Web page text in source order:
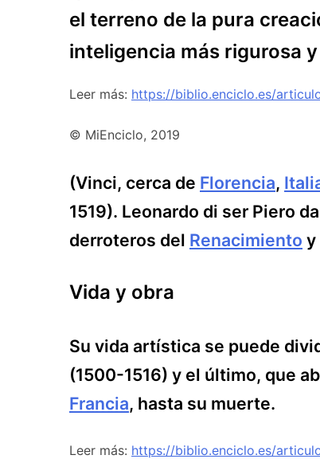
el terreno de la pura
inteligencia más rigurosa
Leer más: https://biblio.enciclo.es/
© MiEnciclo, 2019
(Vinci, cerca de Florencia,
1519). Leonardo di ser Piero
derroteros del Renacimiento y
Vida y obra
Su vida artística se puede
(1500-1516) y el último, que
Francia, hasta su muerte.
Leer más: https://biblio.enciclo.es/